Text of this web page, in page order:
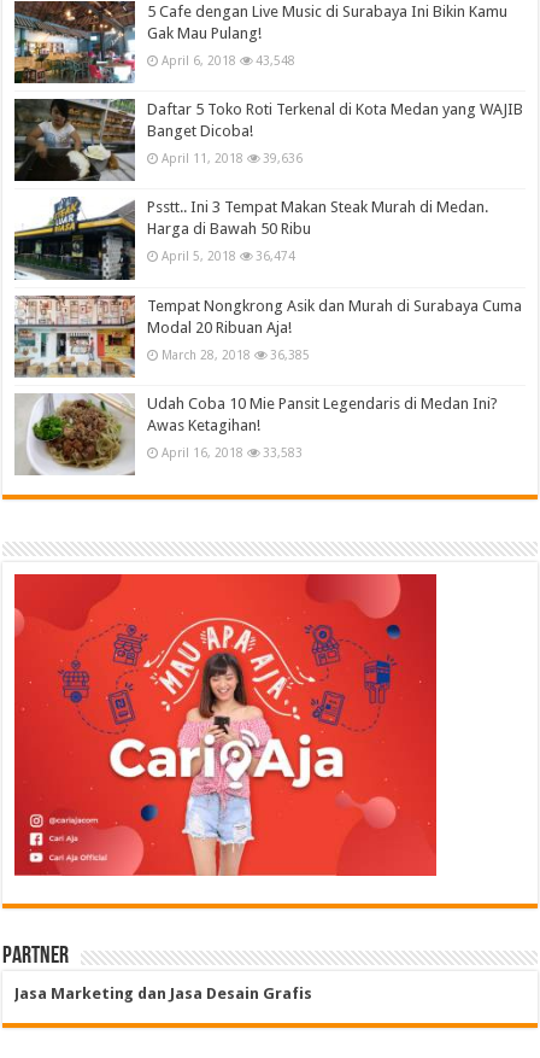
5 Cafe dengan Live Music di Surabaya Ini Bikin Kamu
Gak Mau Pulang!
April 6, 2018 43,548
Daftar 5 Toko Roti Terkenal di Kota Medan yang WAJIB
Banget Dicoba!
April 11, 2018 39,636
Psstt.. Ini 3 Tempat Makan Steak Murah di Medan.
Harga di Bawah 50 Ribu
April 5, 2018 36,474
Tempat Nongkrong Asik dan Murah di Surabaya Cuma
Modal 20 Ribuan Aja!
March 28, 2018 36,385
Udah Coba 10 Mie Pansit Legendaris di Medan Ini?
Awas Ketagihan!
April 16, 2018 33,583
Partner
Jasa Marketing dan Jasa Desain Grafis